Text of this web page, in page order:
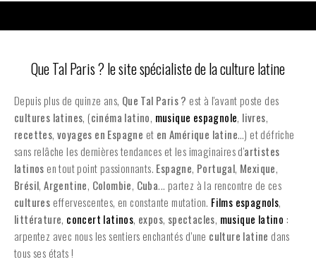
Que Tal Paris ? le site spécialiste de la culture latine
Depuis plus de quinze ans, Que Tal Paris ? est à l'avant poste des
cultures latines, (cinéma latino, musique espagnole, livres,
recettes,voyages en Espagne et en Amérique latine…) et défriche
sans relâche les dernières tendances et les imaginaires d'artistes
latinos en tout point passionnants. Espagne, Portugal, Mexique,
Brésil,Argentine, Colombie, Cuba... partez à la rencontre de ces
cultures effervescentes, en constante mutation. Films espagnols,
littérature, concert latinos, expos, spectacles, musique latino :
arpentez avec nous les sentiers enchantés d’une culture latine dans
tous ses états !